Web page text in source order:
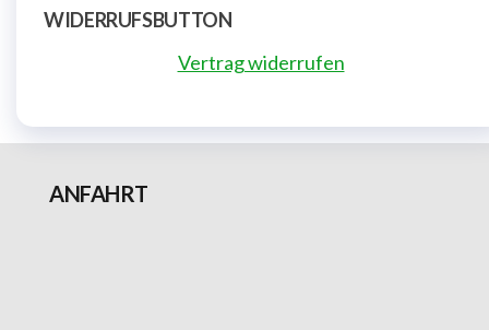
WIDERRUFSBUTTON
Vertrag widerrufen
ANFAHRT